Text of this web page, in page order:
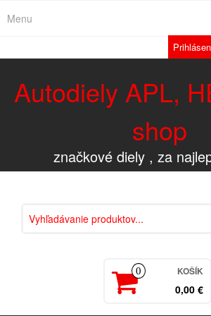
Menu
Autodiely APL,
shop
značkové diely , za
0 KOŠÍK
0,00 €